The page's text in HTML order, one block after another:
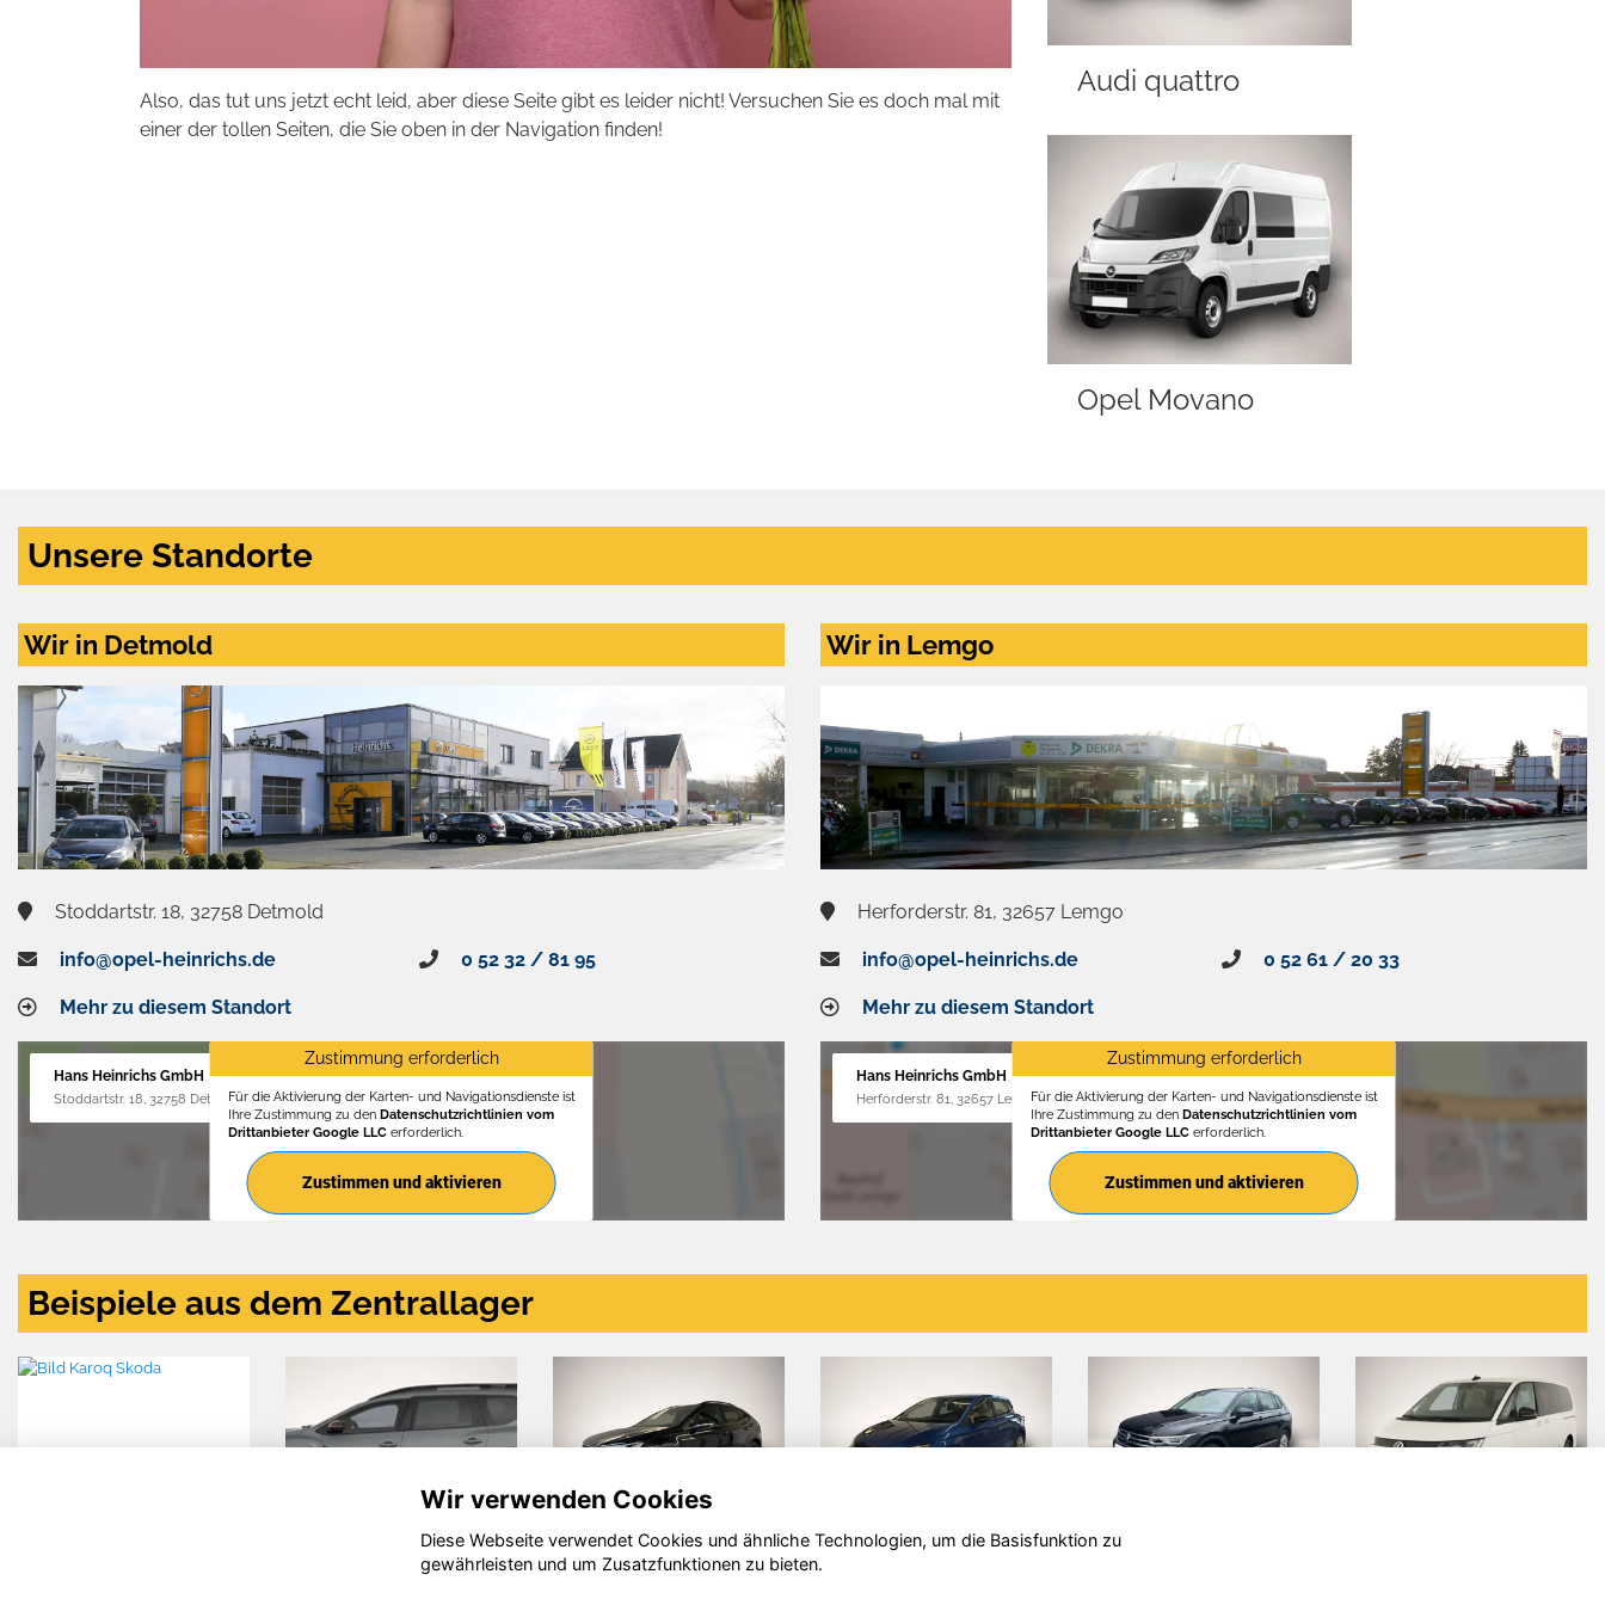
Also, das tut uns jetzt echt leid, aber diese Seite gibt es leider nicht! Versuchen Sie es doch mal mit
einer der tollen Seiten, die Sie oben in der Navigation finden!
Audi quattro
Opel Movano
Unsere Standorte
Wir in Detmold
Stoddartstr. 18, 32758 Detmold
info@opel-heinrichs.de 0 52 32 / 81 95
Mehr zu diesem Standort
Hans Heinrichs GmbH
Stoddartstr. 18, 32758 Detmold
Zustimmung erforderlich
Für die Aktivierung der Karten- und Navigationsdienste ist
Ihre Zustimmung zu den Datenschutzrichtlinien vom
Drittanbieter Google LLCerforderlich.
Zustimmen und aktivieren
Wir in Lemgo
Herforderstr. 81, 32657 Lemgo
info@opel-heinrichs.de 0 52 61 / 20 33
Mehr zu diesem Standort
Hans Heinrichs GmbH
Herforderstr. 81, 32657 Lemgo
Zustimmung erforderlich
Für die Aktivierung der Karten- und Navigationsdienste ist
Ihre Zustimmung zu den Datenschutzrichtlinien vom
Drittanbieter Google LLCerforderlich.
Zustimmen und aktivieren
Beispiele aus dem Zentrallager
Volkswagen
Taigo
Seat Ibiza Volkswagen
Wir verwenden Cookies
Diese Webseite verwendet Cookies und ähnliche Technologien, um die Basisfunktion zu
gewährleisten und um Zusatzfunktionen zu bieten.